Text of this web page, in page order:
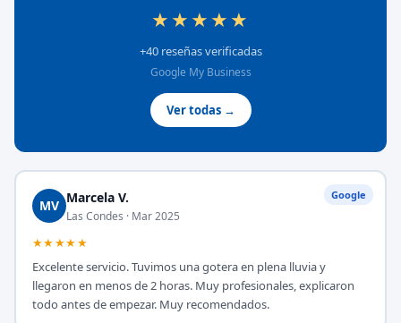
★★★★★
+40 reseñas verificadas
Google My Business
Ver todas →
Google
MV Marcela V.
Las Condes · Mar 2025
★★★★★
Excelente servicio. Tuvimos una gotera en plena lluvia y
llegaron en menos de 2 horas. Muy profesionales, explicaron
todo antes de empezar. Muy recomendados.